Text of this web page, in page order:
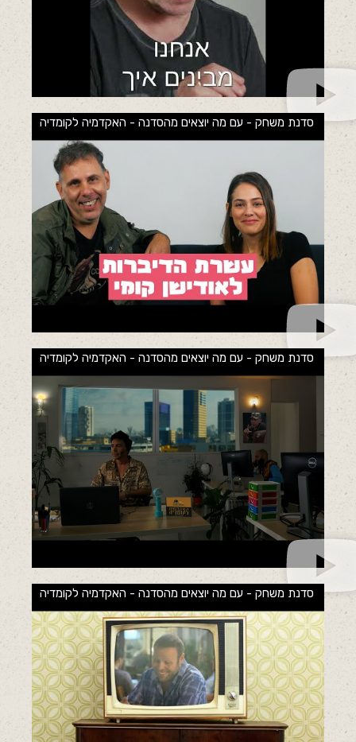
סדנת משחק - עם מה יוצאים מהסדנה - האקדמיה לקומדיה
סדנת משחק - עם מה יוצאים מהסדנה - האקדמיה לקומדיה
סדנת משחק - עם מה יוצאים מהסדנה - האקדמיה לקומדיה